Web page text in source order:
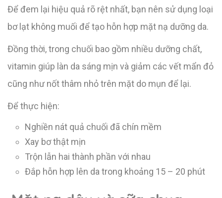
Để đem lại hiệu quả rõ rệt nhất, bạn nên sử dụng loại
bơ lạt không muối để tạo hỗn hợp mặt nạ dưỡng da.
Đồng thời, trong chuối bao gồm nhiều dưỡng chất,
vitamin giúp làn da sáng mịn và giảm các vết mẩn đỏ
cũng như nốt thâm nhỏ trên mặt do mụn để lại.
Để thực hiện:
Nghiền nát quả chuối đã chín mềm
Xay bơ thật mịn
Trộn lẫn hai thành phần với nhau
Đắp hỗn hợp lên da trong khoảng 15 – 20 phút